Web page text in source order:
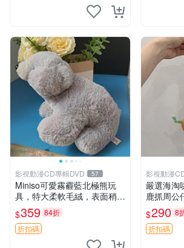
影視動漫CD專輯DVD 57
Miniso可愛霧霾藍北極熊玩
具，特大柔軟毛絨，表面稍有
使用痕跡，適合居家擺放 23
CM 毛絨玩具 北極熊 魯班熊
$359 84折
折扣碼
影視動漫
嚴選海
鹿抓周公
陪伴，
色 長頸鹿
$290 8
折扣碼